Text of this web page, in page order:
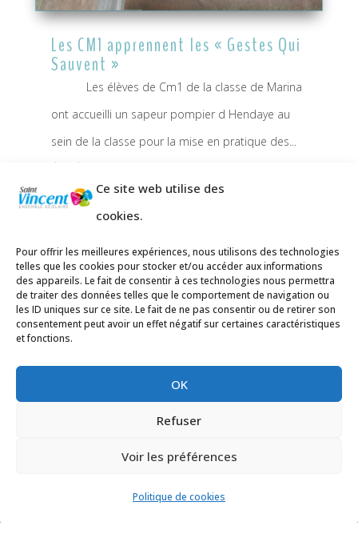
Ce site web utilise des
cookies.
Pour offrir les meilleures expériences, nous utilisons des technologies
telles que les cookies pour stocker et/ou accéder aux informations
des appareils. Le fait de consentir à ces technologies nous permettra
de traiter des données telles que le comportement de navigation ou
les ID uniques sur ce site. Le fait de ne pas consentir ou de retirer son
consentement peut avoir un effet négatif sur certaines caractéristiques
et fonctions.
OK
Refuser
Voir les préférences
Politique de cookies
Les CM1 apprennent les « Gestes Qui
Sauvent »
Les élèves de Cm1 de la classe de Marina
ont accueilli un sapeur pompier d Hendaye au
sein de la classe pour la mise en pratique des...
lire plus
Adresses:
Jasmins 64700 Hendaye
Libération 64700 Hendaye